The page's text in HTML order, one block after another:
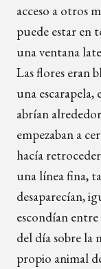
acceso a otros
puede estar en
una ventana
Las flores eran
una escarapela,
abrían
empezaban a
hacía
una línea fina,
desaparecían,
escondían
del día sobre la
propio animal